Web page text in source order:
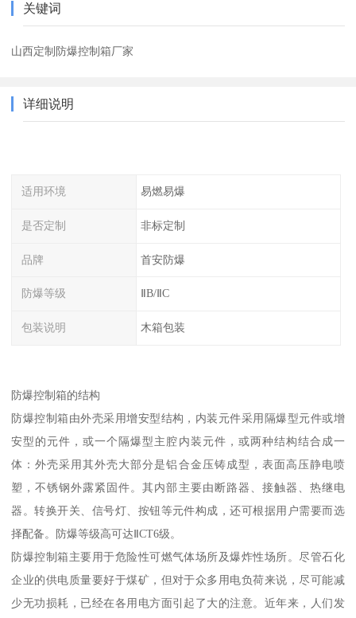
关键词
山西定制防爆控制箱厂家
详细说明
适用环境 易燃易爆
是否定制 非标定制
品牌 首安防爆
防爆等级 ⅡB/ⅡC
包装说明 木箱包装
防爆控制箱的结构
防爆控制箱由外壳采用增安型结构，内装元件采用隔爆型元件或增
安型的元件，或一个隔爆型主腔内装元件，或两种结构结合成一
体：外壳采用其外壳大部分是铝合金压铸成型，表面高压静电喷
塑，不锈钢外露紧固件。其内部主要由断路器、接触器、热继电
器。转换开关、信号灯、按钮等元件构成，还可根据用户需要而选
择配备。防爆等级高可达ⅡCT6级。
防爆控制箱主要用于危险性可燃气体场所及爆炸性场所。尽管石化
企业的供电质量要好于煤矿，但对于众多用电负荷来说，尽可能减
少无功损耗，已经在各用电方面引起了大的注意。近年来，人们发